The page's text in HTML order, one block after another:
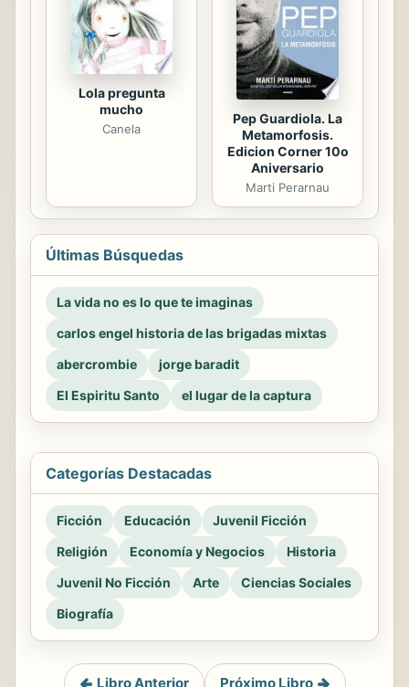
Lola pregunta
mucho
Canela
Pep Guardiola. La
Metamorfosis.
Edicion Corner 10o
Aniversario
Marti Perarnau
Últimas Búsquedas
La vida no es lo que te imaginas
carlos engel historia de las brigadas mixtas
abercrombie
jorge baradit
El Espiritu Santo
el lugar de la captura
Categorías Destacadas
Ficción Educación
Juvenil Ficción
Religión
Economía y Negocios
Historia
Juvenil No Ficción
Arte
Ciencias Sociales
Biografía
Libro Anterior Próximo Libro